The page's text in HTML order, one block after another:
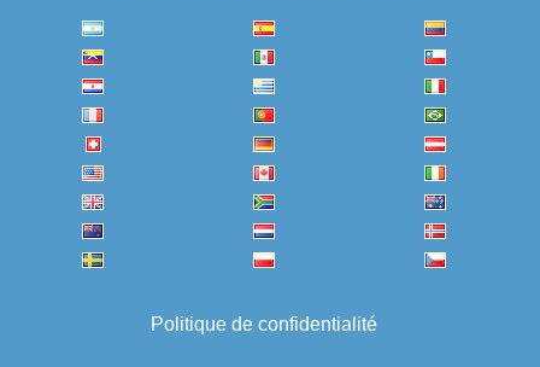
Politique de confidentialité